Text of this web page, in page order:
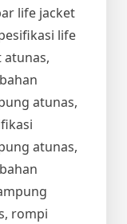
life jacket
life
atunas,
atunas,
atunas,
rompi